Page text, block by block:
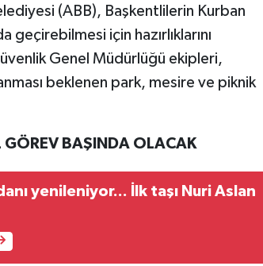
(ABB), Başkentlilerin Kurban
geçirebilmesi için hazırlıklarını
Genel Müdürlüğü ekipleri,
beklenen park, mesire ve piknik
GÖREV BAŞINDA OLACAK
yenileniyor... İlk taşı Nuri Aslan